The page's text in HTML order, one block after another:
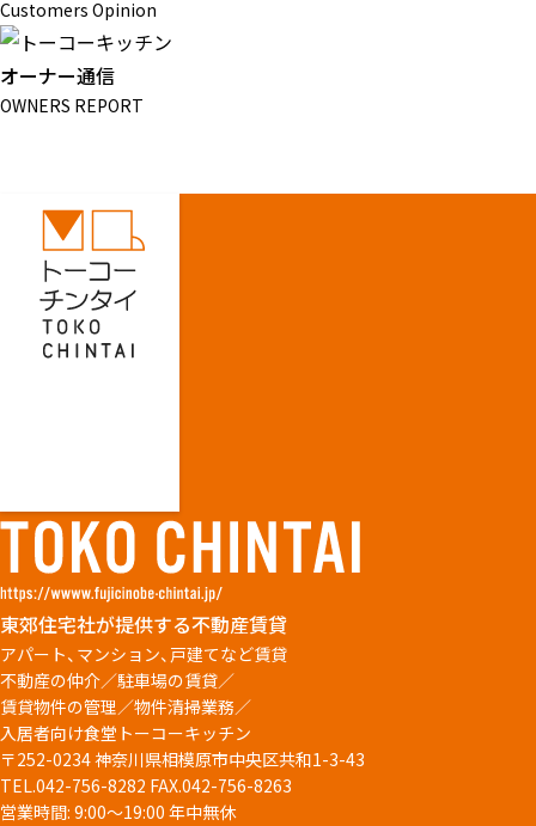
Customers Opinion
オーナー通信
OWNERS REPORT
東郊住宅社が提供する不動産賃貸
アパート、マンション、戸建てなど賃貸
不動産の仲介／駐車場の賃貸／
賃貸物件の管理／物件清掃業務／
入居者向け食堂トーコーキッチン
〒252-0234 神奈川県相模原市中央区共和1-3-43
TEL.042-756-8282 FAX.042-756-8263
営業時間: 9:00～19:00 年中無休